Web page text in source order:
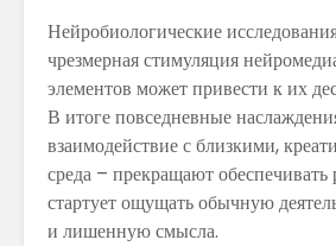
Нейробиологические
чрезмерная стимуляция
элементов может привести к их
В итоге повседневные
взаимодействие с близкими,
среда – прекращают
стартует ощущать обычную
и лишенную смысла.